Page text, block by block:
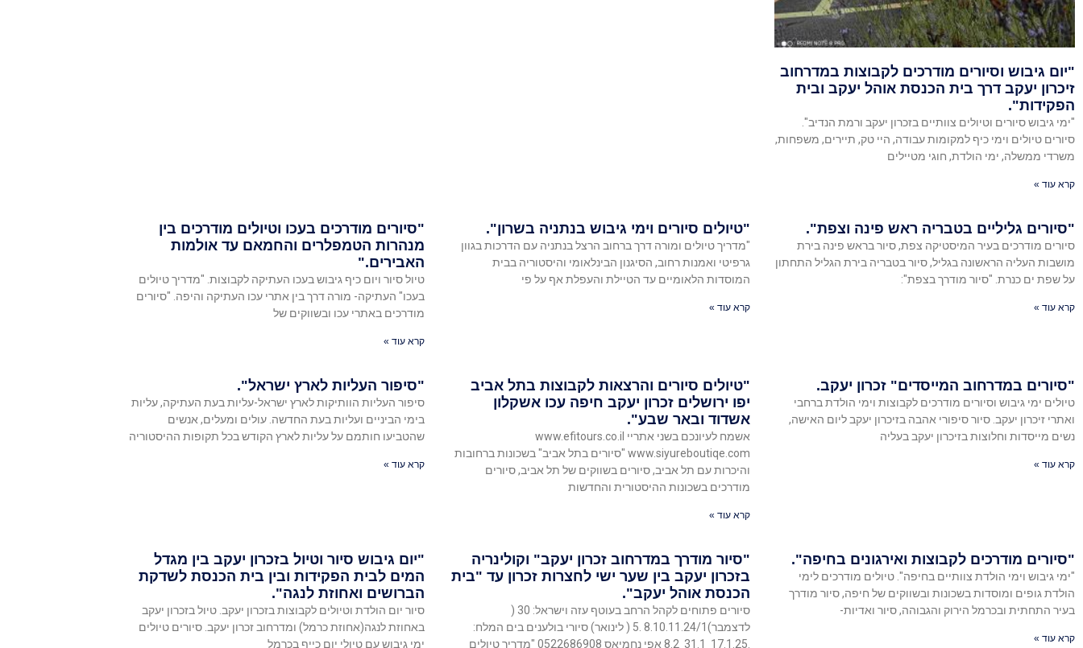
"יום גיבוש וסיורים מודרכים לקבוצות במדרחוב
זיכרון יעקב דרך בית הכנסת אוהל יעקב ובית
הפקידות".
"ימי גיבוש סיורים וטיולים צוותיים בזכרון יעקב ורמת הנדיב".
סיורים טיולים וימי כיף למקומות עבודה, היי טק, תיירים, משפחות,
משרדי ממשלה, ימי הולדת, חוגי מטיילים
קרא עוד »
"סיורים גליליים בטבריה ראש פינה וצפת".
סיורים מודרכים בעיר המיסטיקה צפת, סיור בראש פינה בירת
מושבות העליה הראשונה בגליל, סיור בטבריה בירת הגליל התחתון
על שפת ים כנרת. "סיור מודרך בצפת":
קרא עוד »
"טיולים סיורים וימי גיבוש בנתניה בשרון".
"מדריך טיולים ומורה דרך ברחוב הרצל בנתניה עם הדרכות בגוון
גרפיטי ואמנות רחוב, הסיגנון הבינלאומי והיסטוריה בבית
המוסדות הלאומיים עד הטיילת והעפלת אף על פי
קרא עוד »
"סיורים מודרכים בעכו וטיולים מודרכים בין
מנהרות הטמפלרים והחמאם עד אולמות
האבירים."
טיול סיור ויום כיף גיבוש בעכו העתיקה לקבוצות. "מדריך טיולים
בעכו" העתיקה- מורה דרך בין אתרי עכו העתיקה והיפה. "סיורים
מודרכים באתרי עכו ובשווקים של
קרא עוד »
"סיורים במדרחוב המייסדים" זכרון יעקב.
טיולים ימי גיבוש וסיורים מודרכים לקבוצות וימי הולדת ברחבי
ואתרי זיכרון יעקב. סיור סיפורי אהבה בזיכרון יעקב ליום האישה,
נשים מייסדות וחלוצות בזיכרון יעקב בעליה
קרא עוד »
"טיולים סיורים והרצאות לקבוצות בתל אביב
יפו ירושלים זכרון יעקב חיפה עכו אשקלון
אשדוד ובאר שבע".
אשמח לעיונכם בשני אתריי www.efitours.co.il
www.siyureboutiqe.com "סיורים בתל אביב" בשכונות ברחובות
והיכרות עם תל אביב, סיורים בשווקים של תל אביב, סיורים
מודרכים בשכונות ההיסטורית והחדשות
קרא עוד »
"סיפור העליות לארץ ישראל".
סיפור העליות הוותיקות לארץ ישראל-עליות בעת העתיקה, עליות
בימי הביניים ועליות בעת החדשה. עולים ומעלים, אנשים
שהטביעו חותמם על עליות לארץ הקודש בכל תקופות ההיסטוריה
קרא עוד »
"סיורים מודרכים לקבוצות ואירגונים בחיפה".
"ימי גיבוש וימי הולדת צוותיים בחיפה". טיולים מודרכים לימי
הולדת גופים ומוסדות בשכונות ובשווקים של חיפה, סיור מודרך
בעיר התחתית ובכרמל הירוק והגבוהה, סיור ואדיות-
קרא עוד »
"סיור מודרך במדרחוב זכרון יעקב" וקולינריה
בזכרון יעקב בין שער ישי לחצרות זכרון עד "בית
הכנסת אוהל יעקב".
סיורים פתוחים לקהל הרחב בעוטף עזה וישראל: 30 (
לדצמבר)8.10.11.24/1 .5 ( לינואר) סיורי בולענים בים המלח:
"יום גיבוש סיור וטיול בזכרון יעקב בין מגדל
המים לבית הפקידות ובין בית הכנסת לשדקת
הברושים ואחוזת לנגה".
סיור יום הולדת וטיולים לקבוצות בזכרון יעקב. טיול בזכרון יעקב
באחוזת לנגה(אחוזת כרמל) ומדרחוב זכרון יעקב. סיורים טיולים
ימי גיבוש עם טיולי יום כייף בכרמל